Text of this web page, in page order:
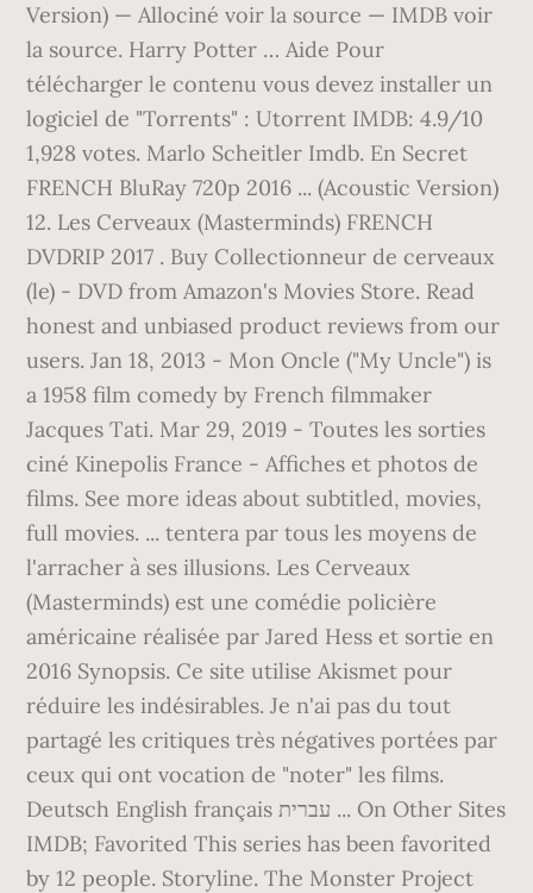
Version) — Allociné voir la source — IMDB voir
la source. Harry Potter … Aide Pour
télécharger le contenu vous devez installer un
logiciel de "Torrents" : Utorrent IMDB: 4.9/10
1,928 votes. Marlo Scheitler Imdb. En Secret
FRENCH BluRay 720p 2016 ... (Acoustic Version)
12. Les Cerveaux (Masterminds) FRENCH
DVDRIP 2017 . Buy Collectionneur de cerveaux
(le) - DVD from Amazon's Movies Store. Read
honest and unbiased product reviews from our
users. Jan 18, 2013 - Mon Oncle ("My Uncle") is
a 1958 film comedy by French filmmaker
Jacques Tati. Mar 29, 2019 - Toutes les sorties
ciné Kinepolis France - Affiches et photos de
films. See more ideas about subtitled, movies,
full movies. ... tentera par tous les moyens de
l'arracher à ses illusions. Les Cerveaux
(Masterminds) est une comédie policière
américaine réalisée par Jared Hess et sortie en
2016 Synopsis. Ce site utilise Akismet pour
réduire les indésirables. Je n'ai pas du tout
partagé les critiques très négatives portées par
ceux qui ont vocation de "noter" les films.
Deutsch English français עברית ... On Other Sites
IMDB; Favorited This series has been favorited
by 12 people. Storyline. The Monster Project